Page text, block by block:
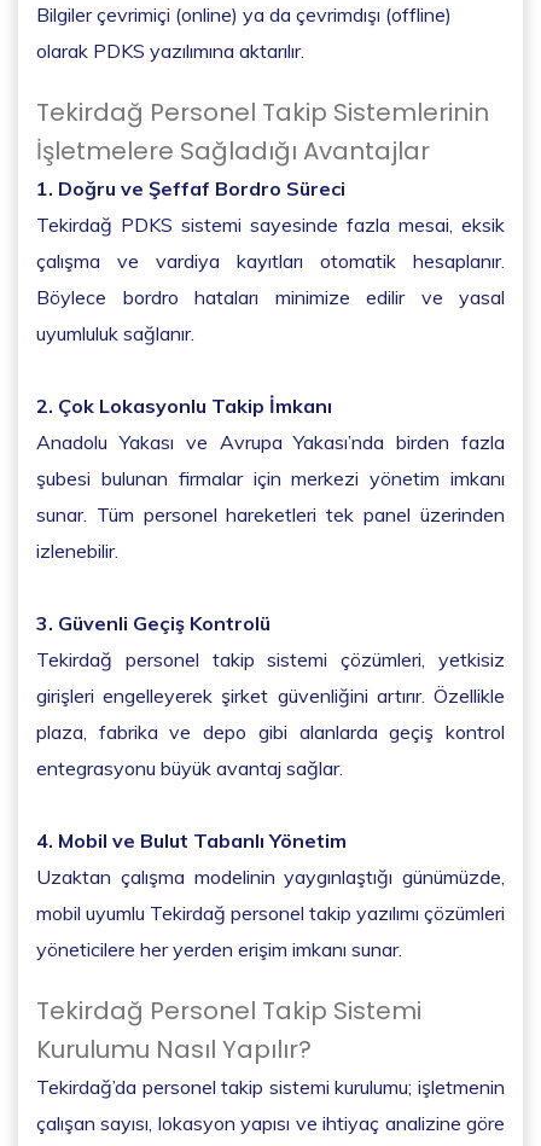
Bilgiler çevrimiçi (online) ya da çevrimdışı (offline)
olarak PDKS yazılımına aktarılır.
Tekirdağ Personel Takip Sistemlerinin
İşletmelere Sağladığı Avantajlar
1. Doğru ve Şeffaf Bordro Süreci
Tekirdağ PDKS sistemi sayesinde fazla mesai, eksik
çalışma ve vardiya kayıtları otomatik hesaplanır.
Böylece bordro hataları minimize edilir ve yasal
uyumluluk sağlanır.
2. Çok Lokasyonlu Takip İmkanı
Anadolu Yakası ve Avrupa Yakası’nda birden fazla
şubesi bulunan firmalar için merkezi yönetim imkanı
sunar. Tüm personel hareketleri tek panel üzerinden
izlenebilir.
3. Güvenli Geçiş Kontrolü
Tekirdağ personel takip sistemi çözümleri, yetkisiz
girişleri engelleyerek şirket güvenliğini artırır. Özellikle
plaza, fabrika ve depo gibi alanlarda geçiş kontrol
entegrasyonu büyük avantaj sağlar.
4. Mobil ve Bulut Tabanlı Yönetim
Uzaktan çalışma modelinin yaygınlaştığı günümüzde,
mobil uyumlu Tekirdağ personel takip yazılımı çözümleri
yöneticilere her yerden erişim imkanı sunar.
Tekirdağ Personel Takip Sistemi
Kurulumu Nasıl Yapılır?
Tekirdağ’da personel takip sistemi kurulumu; işletmenin
çalışan sayısı, lokasyon yapısı ve ihtiyaç analizine göre